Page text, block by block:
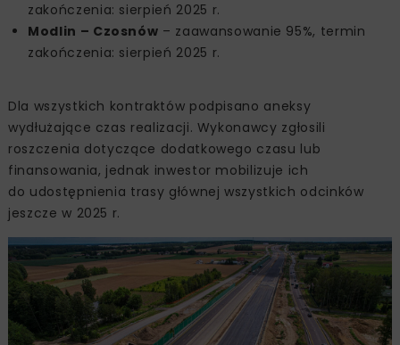
zakończenia: sierpień 2025 r.
Modlin – Czosnów – zaawansowanie 95%, termin
zakończenia: sierpień 2025 r.
Dla wszystkich kontraktów podpisano aneksy
wydłużające czas realizacji. Wykonawcy zgłosili
roszczenia dotyczące dodatkowego czasu lub
finansowania, jednak inwestor mobilizuje ich
do udostępnienia trasy głównej wszystkich odcinków
jeszcze w 2025 r.